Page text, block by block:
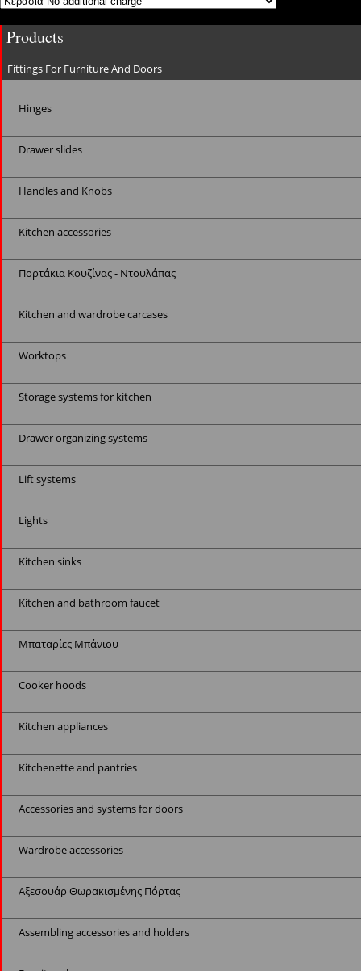
Products
Fittings For Furniture And Doors
Hinges
Drawer slides
Handles and Knobs
Kitchen accessories
Πορτάκια Κουζίνας - Ντουλάπας
Kitchen and wardrobe carcases
Worktops
Storage systems for kitchen
Drawer organizing systems
Lift systems
Lights
Kitchen sinks
Kitchen and bathroom faucet
Μπαταρίες Μπάνιου
Cooker hoods
Kitchen appliances
Kitchenette and pantries
Accessories and systems for doors
Wardrobe accessories
Αξεσουάρ Θωρακισμένης Πόρτας
Assembling accessories and holders